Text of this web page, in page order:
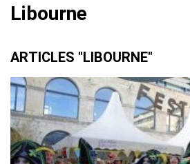
Libourne
ARTICLES "LIBOURNE"